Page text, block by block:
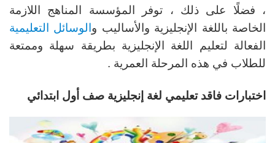
، فضلًا على ذلك ، توفر المؤسسة المناهج اللازمة
الخاصة باللغة الإنجليزية والأساليب و الوسائل التعليمية
الفعالة لتعليم اللغة الإنجليزية بطريقة سهلة وممتعة
للطلاب في هذه المرحلة العمرية .
اختبارات فاقد تعليمي لغة إنجليزية صف أول ابتدائي